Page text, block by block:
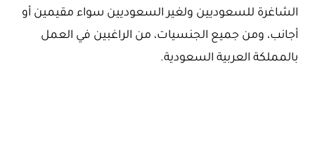
الشاغرة للسعوديين ولغير السعوديين سواء مقيمين أو
أجانب، ومن جميع الجنسيات، من الراغبين في العمل
بالمملكة العربية السعودية.